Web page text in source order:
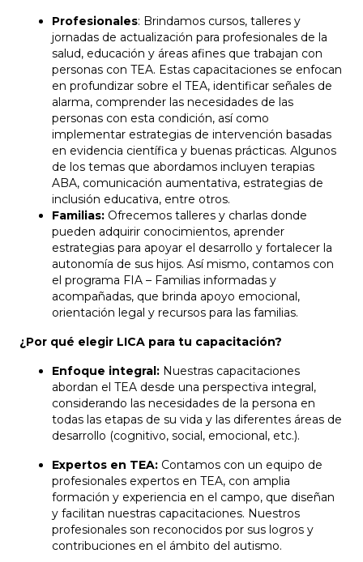
Profesionales: Brindamos cursos, talleres y
jornadas de actualización para profesionales de la
salud, educación y áreas afines que trabajan con
personas con TEA. Estas capacitaciones se enfocan
en profundizar sobre el TEA, identificar señales de
alarma, comprender las necesidades de las
personas con esta condición, así como
implementar estrategias de intervención basadas
en evidencia científica y buenas prácticas. Algunos
de los temas que abordamos incluyen terapias
ABA, comunicación aumentativa, estrategias de
inclusión educativa, entre otros.
Familias: Ofrecemos talleres y charlas donde
pueden adquirir conocimientos, aprender
estrategias para apoyar el desarrollo y fortalecer la
autonomía de sus hijos. Así mismo, contamos con
el programa FIA – Familias informadas y
acompañadas, que brinda apoyo emocional,
orientación legal y recursos para las familias.
¿Por qué elegir LICA para tu capacitación?
Enfoque integral: Nuestras capacitaciones
abordan el TEA desde una perspectiva integral,
considerando las necesidades de la persona en
todas las etapas de su vida y las diferentes áreas de
desarrollo (cognitivo, social, emocional, etc.).
Expertos en TEA: Contamos con un equipo de
profesionales expertos en TEA, con amplia
formación y experiencia en el campo, que diseñan
y facilitan nuestras capacitaciones. Nuestros
profesionales son reconocidos por sus logros y
contribuciones en el ámbito del autismo.